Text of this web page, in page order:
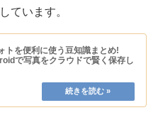
ています。
トを便利に使う豆知識まとめ!
で写真をクラウドで賢く保存し